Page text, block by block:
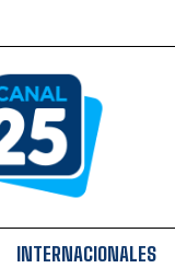
INTERNACIONALES